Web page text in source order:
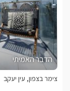
הדבר האמיתי
צימר בצפון, עין יעקב